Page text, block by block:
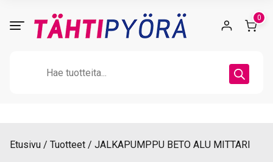
0
Etusivu Tuotteet JALKAPUMPPU BETO ALU MITTARI